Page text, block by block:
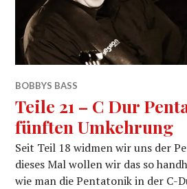
BOBBYS BASS
Teile 21 – C Dur
fünften Umkehrung
Seit Teil 18 widmen wir uns der
dieses Mal wollen wir das so
wie man die Pentatonik in der C-